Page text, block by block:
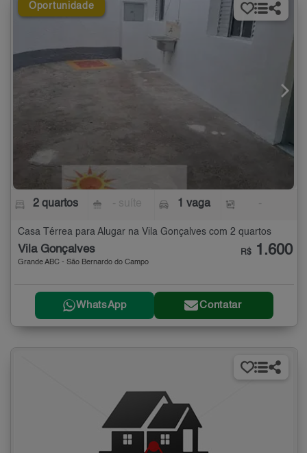
Oportunidade
2 quartos 1 vaga
Casa Térrea para Alugar na Vila Gonçalves com 2 quartos
Vila Gonçalves
Grande ABC - São Bernardo do Campo
R$ 1.600
WhatsApp Contatar